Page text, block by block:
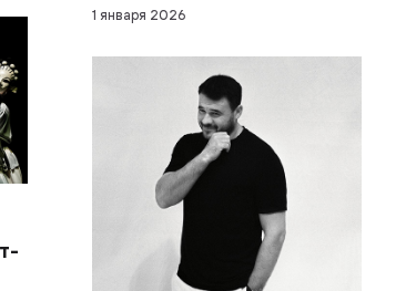
1 января 2026